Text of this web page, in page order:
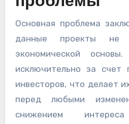
Основная проблема
данные проекты не
экономической
исключительно за счет
инвесторов, что делает
перед любыми
снижением